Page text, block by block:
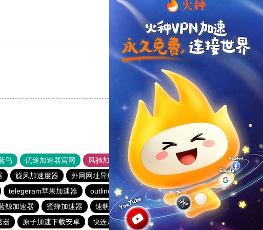
支持 [0] 反对 [0]
支持
鸟 优途加速器官网 风驰加速器
旋风加速器
旋风加速度器 外网网址导航 软件中心 雷霆加速
狂飙加速器
telegeram苹果加速器 outline
永久不收费的vp加速器2023
鲸加速器 蜜蜂加速器 速帆加速器
免费vqn加速外网
器 原子加速下载安卓 快连加速器app 飞鸟加速器